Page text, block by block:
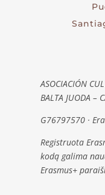
ASOCIACIÓN
BALTA JUODA –
G76797570 ·
Registruota
kodą galima
Erasmus+